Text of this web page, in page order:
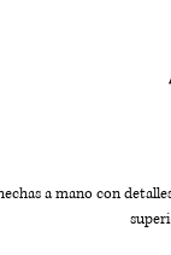
a mano con